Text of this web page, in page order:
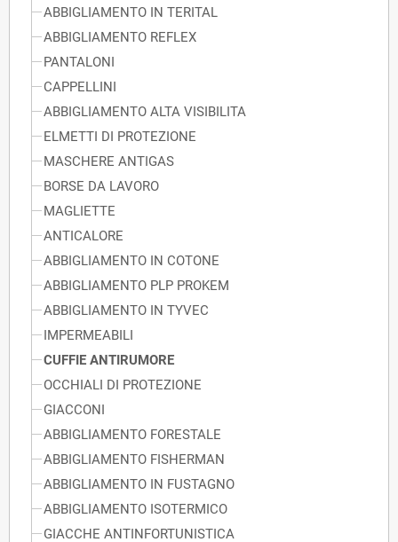
ABBIGLIAMENTO IN TERITAL
ABBIGLIAMENTO REFLEX
PANTALONI
CAPPELLINI
ABBIGLIAMENTO ALTA VISIBILITA
ELMETTI DI PROTEZIONE
MASCHERE ANTIGAS
BORSE DA LAVORO
MAGLIETTE
ANTICALORE
ABBIGLIAMENTO IN COTONE
ABBIGLIAMENTO PLP PROKEM
ABBIGLIAMENTO IN TYVEC
IMPERMEABILI
CUFFIE ANTIRUMORE
OCCHIALI DI PROTEZIONE
GIACCONI
ABBIGLIAMENTO FORESTALE
ABBIGLIAMENTO FISHERMAN
ABBIGLIAMENTO IN FUSTAGNO
ABBIGLIAMENTO ISOTERMICO
GIACCHE ANTINFORTUNISTICA